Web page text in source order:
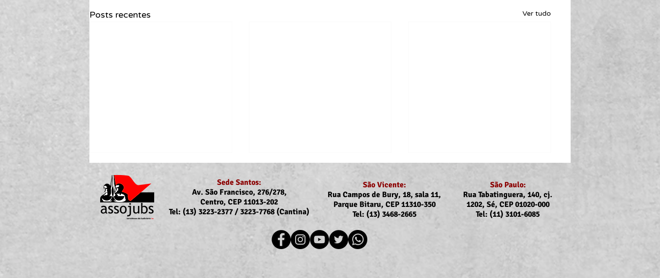
Posts recentes Ver tudo
sobre a atualização da
Recomposição do auxílio-
Sede Santos:
Av. São Francisco, 276/278,
Centro, CEP 11013-202
Tel: (13) 3223-2377 / 3223-7768 (Cantina)
São Vicente:
Rua Campos de Bury, 18, sala 11,
Parque Bitaru, CEP 11310-350
Tel: (13) 3468-2665
São Paulo:
Rua Tabatinguera, 140, cj.
1202, Sé, CEP 01020-000
Tel: (11) 3101-6085